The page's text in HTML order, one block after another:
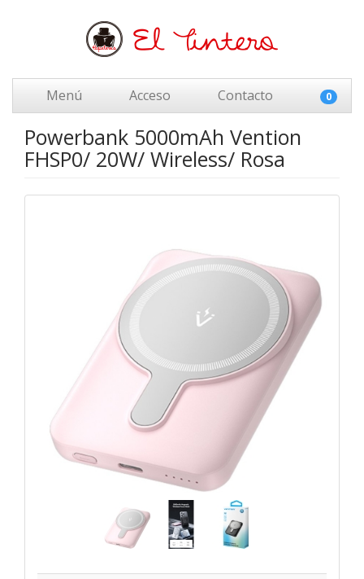
Menú Acceso Contacto 0
Powerbank 5000mAh Vention
FHSP0/ 20W/ Wireless/ Rosa